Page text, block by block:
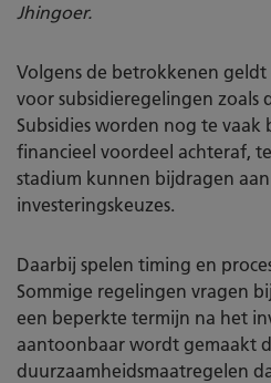
Jhingoer.
Volgens de betrokkenen
voor subsidieregelingen zoals
Subsidies worden nog te vaak
financieel voordeel achteraf,
stadium kunnen bijdragen
investeringskeuzes.
Daarbij spelen timing en
Sommige regelingen vragen
een beperkte termijn na het
aantoonbaar wordt gemaakt
duurzaamheidsmaatregelen